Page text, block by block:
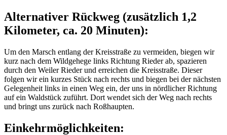
Alternativer Rückweg (zusätzlich 1,2
Kilometer, ca. 20 Minuten):
Um den Marsch entlang der Kreisstraße zu vermeiden, biegen wir
kurz nach dem Wildgehege links Richtung Rieder ab, spazieren
durch den Weiler Rieder und erreichen die Kreisstraße. Dieser
folgen wir ein kurzes Stück nach rechts und biegen bei der nächsten
Gelegenheit links in einen Weg ein, der uns in nördlicher Richtung
auf ein Waldstück zuführt. Dort wendet sich der Weg nach rechts
und bringt uns zurück nach Roßhaupten.
Einkehrmöglichkeiten: